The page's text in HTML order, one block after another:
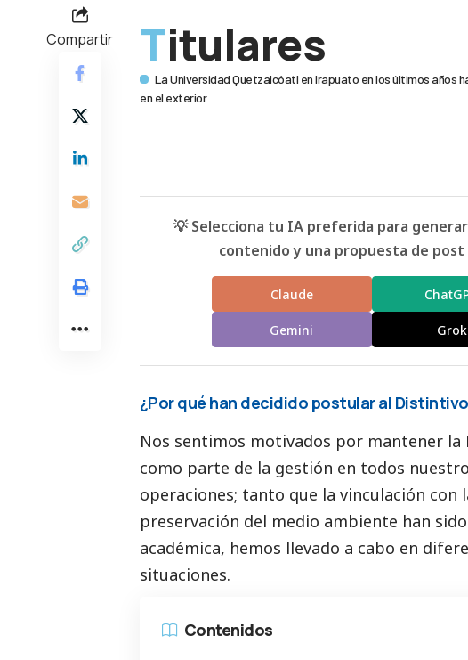
Compartir Titulares
La Universidad Quetzalcóatl en Irapuato en los últimos años
en el exterior
💡 Selecciona tu IA preferida para
contenido y una propuesta de
Claude
Gemini Grok
¿Por qué han decidido postular al Distintivo
Nos sentimos motivados por mantener la
como parte de la gestión en todos
operaciones; tanto que la vinculación con
preservación del medio ambiente han
académica, hemos llevado a cabo en
situaciones.
Contenidos